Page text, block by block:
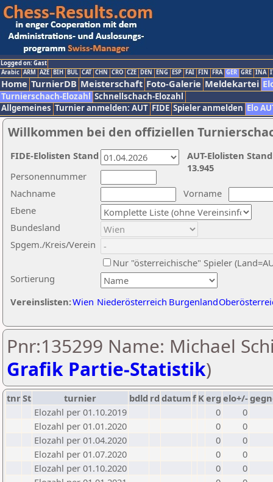
Logged on: Gast
Arabic ARM AZE BIH BUL CAT CHN CRO CZE DEN ENG ESP FAI FIN FRA GER GRE INA
Home TurnierDB Meisterschaft Foto-Galerie Meldekartei
Turnierschach-Elozahl Schnellschach-Elozahl
Allgemeines Turnier anmelden: AUT FIDE Spieler anmelden Elo
Willkommen bei den offiziellen
Nachname
Vorname
Ebene
Sortierung
Personennummer
Bundesland
Spgem./Kreis/Verein
Nur "österreichische" Spieler
Vereinslisten:Wien Niederösterreich Burgenland
AUT-Elolisten
13.945
FIDE-Elolisten Stand
Pnr:135299 Name: Michael
Grafik Partie-Statistik)
tnrSt turnier bdld rd datumf Kerg elo+/-
Elozahl per 01.10.2019
0
0
Elozahl per 01.01.2020
0
0
Elozahl per 01.04.2020
0
0
Elozahl per 01.07.2020
0
0
Elozahl per 01.10.2020
0
0